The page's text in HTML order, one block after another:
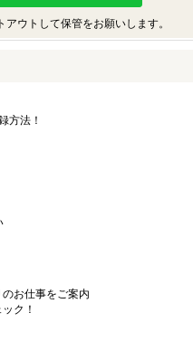
ウトして保管をお願いします。
方法！
お仕事をご案内
ク！